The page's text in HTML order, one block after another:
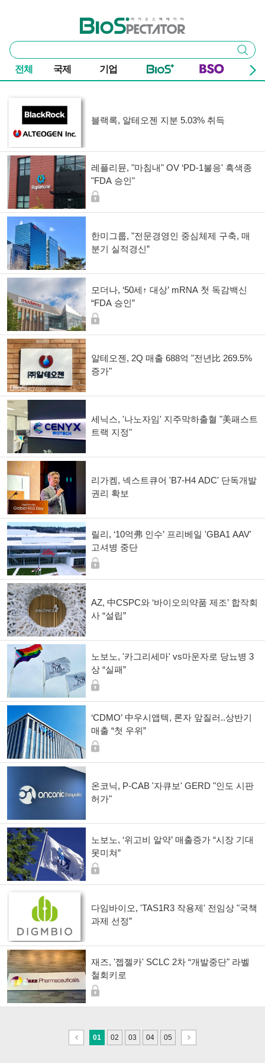
바이오스펙테이터
통
합
검
색
검색
전체 국제 기업
블랙록, 알테오젠 지분 5.03% 취득
레플리뮨, "마침내" OV ‘PD-1불응' 흑색종
"FDA 승인"
한미그룹, "전문경영인 중심체제 구축, 매
분기 실적경신”
모더나, ‘50세↑ 대상’ mRNA 첫 독감백신
“FDA 승인”
알테오젠, 2Q 매출 688억 "전년比 269.5%
증가"
세닉스, '나노자임' 지주막하출혈 "美패스트
트랙 지정"
리가켐, 넥스트큐어 'B7-H4 ADC' 단독개발
권리 확보
릴리, ‘10억弗 인수’ 프리베일 'GBA1 AAV'
고셔병 중단
AZ, 中CSPC와 ‘바이오의약품 제조’ 합작회
사 “설립”
노보노, '카그리세마' vs마운자로 당뇨병 3
상 “실패”
‘CDMO’ 中우시앱텍, 론자 앞질러..상반기
매출 “첫 우위”
온코닉, P-CAB '자큐보' GERD "인도 시판
허가"
노보노, ‘위고비 알약’ 매출증가 “시장 기대
못미쳐”
다임바이오, 'TAS1R3 작용제' 전임상 "국책
과제 선정”
재즈, '젭젤카' SCLC 2차 “개발중단" 라벨
철회키로
이
전
01 02 03 04 05
다
음